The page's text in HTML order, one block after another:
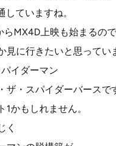
していますね。
らMX4D上映も始まるので
見に行きたいと思ってい
イダーマン
ザ・スパイダーバースで
1かもしれません。
く